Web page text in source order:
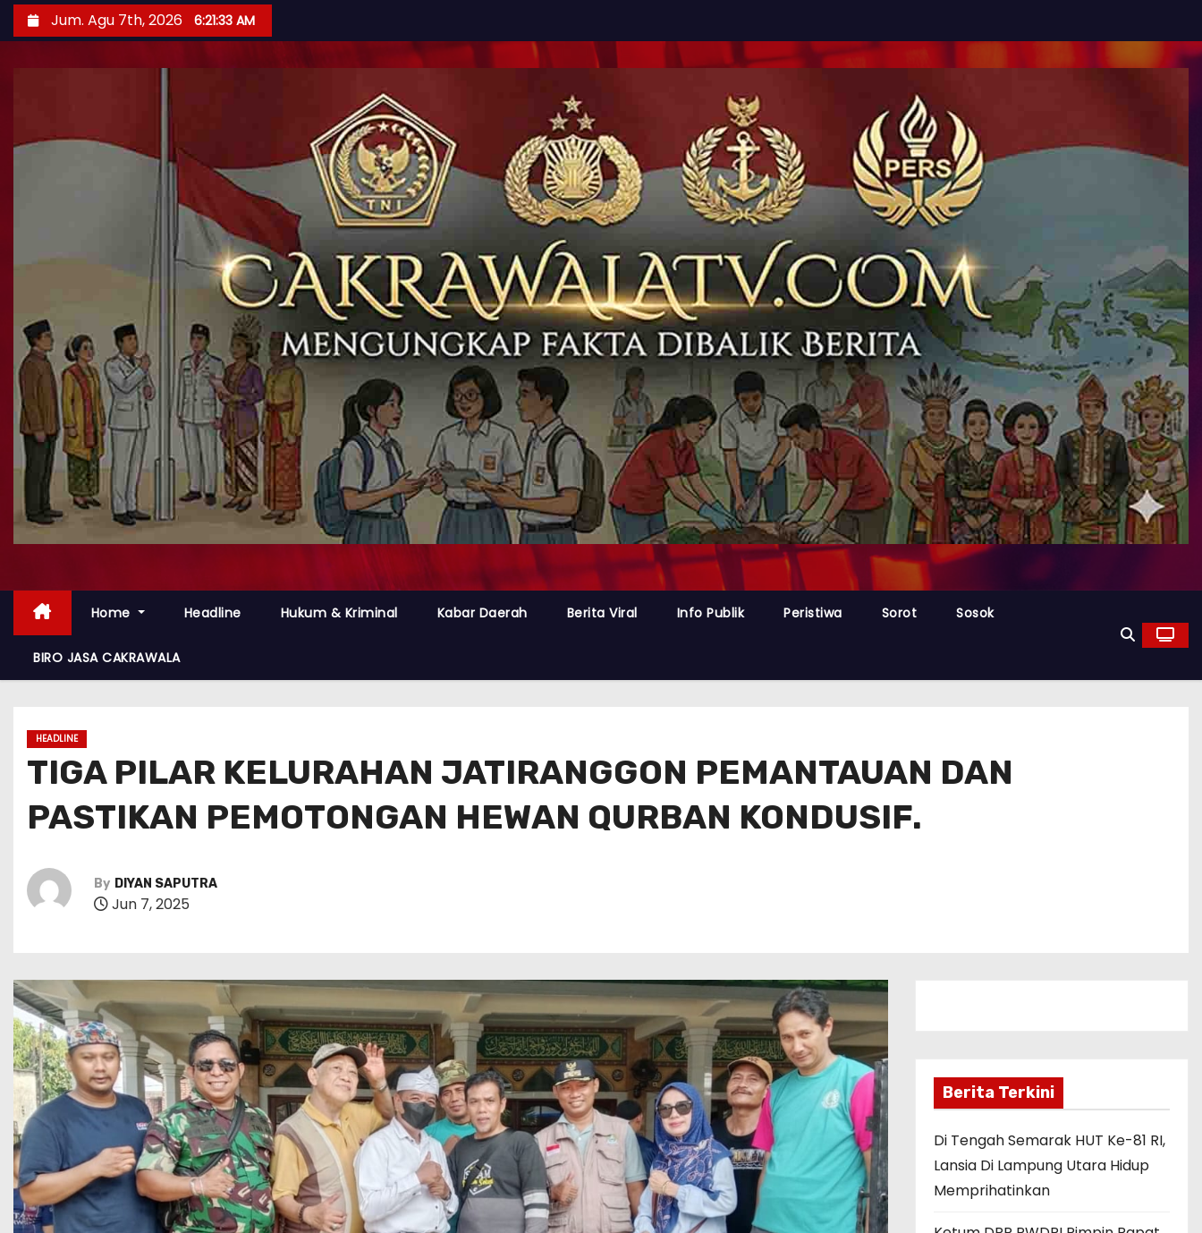
Jum. Agu 7th, 2026 6:21:35 AM
Home Headline Hukum & Kriminal Kabar Daerah Berita Viral Info Publik Peristiwa Sorot Sosok
BIRO JASA CAKRAWALA
HEADLINE
TIGA PILAR KELURAHAN JATIRANGGON PEMANTAUAN DAN
PASTIKAN PEMOTONGAN HEWAN QURBAN KONDUSIF.
By DIYAN SAPUTRA
Jun 7, 2025
Berita Terkini
Di Tengah Semarak HUT Ke-81 RI,
Lansia Di Lampung Utara Hidup
Memprihatinkan